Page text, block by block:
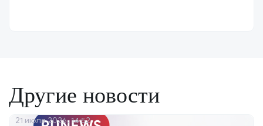
Другие новости
21 июля 2026, 14:52